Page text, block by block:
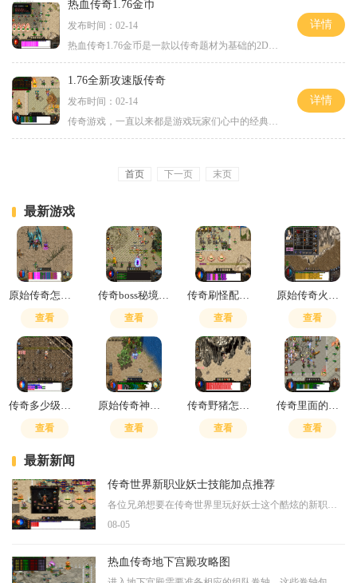
热血传奇1.76金币
发布时间：02-14
详情
1.76全新攻速版传奇
发布时间：02-14
详情
首页 下一页 末页
最新游戏
查看 查看 查看 查看
查看 查看 查看 查看
最新新闻
传奇世界新职业妖士技能加点推荐
各位兄弟想要在传奇世界里玩好妖士这个酷炫的新职业，了解技能加点是必不可少的第一步。这个职业依靠连击点来释放强大的终结技能，咱们必须先熟悉那些能够积累连击点的核心技
08-05
热血传奇地下宫殿攻略图